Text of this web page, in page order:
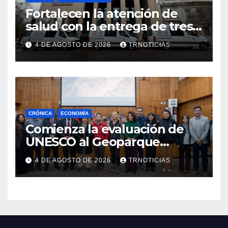
Fortalecen la atención de
salud con la entrega de tres
nuevas ambulancias para
Cauquenes y Sagrada Familia
4 DE AGOSTO DE 2026 TRNOTICIAS
CRÓNICA ECONOMÍA
Comienza la evaluación de
UNESCO al Geoparque
Aspirante Pillanmapu en el
Maule
4 DE AGOSTO DE 2026 TRNOTICIAS